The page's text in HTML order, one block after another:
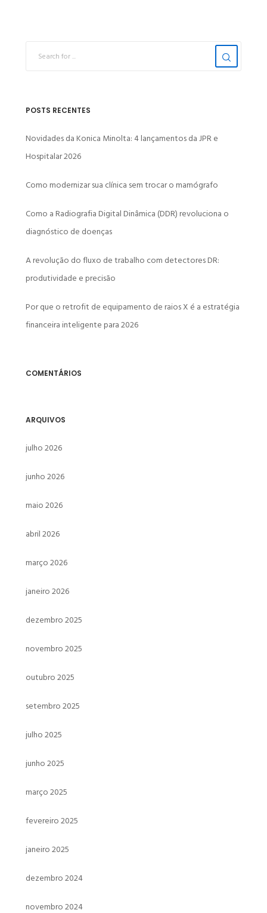
POSTS RECENTES
Novidades da Konica Minolta: 4 lançamentos da JPR e
Hospitalar 2026
Como modernizar sua clínica sem trocar o mamógrafo
Como a Radiografia Digital Dinâmica (DDR) revoluciona o
diagnóstico de doenças
A revolução do fluxo de trabalho com detectores DR:
produtividade e precisão
Por que o retrofit de equipamento de raios X é a estratégia
financeira inteligente para 2026
COMENTÁRIOS
ARQUIVOS
julho 2026
junho 2026
maio 2026
abril 2026
março 2026
janeiro 2026
dezembro 2025
novembro 2025
outubro 2025
setembro 2025
julho 2025
junho 2025
março 2025
fevereiro 2025
janeiro 2025
dezembro 2024
novembro 2024